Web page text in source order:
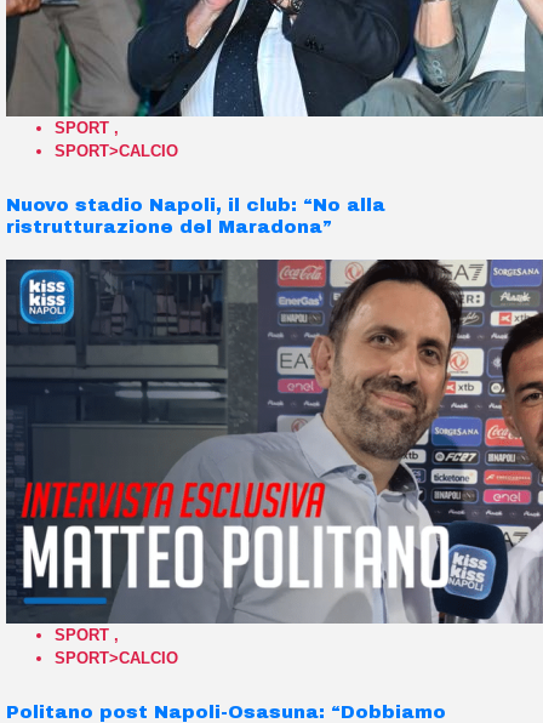
SPORT ,
SPORT>CALCIO
Nuovo stadio Napoli, il club: “No alla
ristrutturazione del Maradona”
SPORT ,
SPORT>CALCIO
Politano post Napoli-Osasuna: “Dobbiamo